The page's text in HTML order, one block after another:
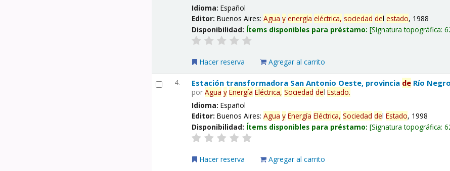
Idioma:Español
Editor:Buenos Aires:Agua y energía eléctrica, sociedad delestado, 1988
Disponibilidad: Ítems disponibles para préstamo: Signatura topográfica:
Hacer reserva Agregar al carrito
4. Estación transformadora San Antonio Oeste, provincia de Río
porAgua y Energía Eléctrica, Sociedad delEstado.
Idioma:Español
Editor:Buenos Aires:Agua y Energía Eléctrica, Sociedad delEstado, 1998
Disponibilidad: Ítems disponibles para préstamo: Signatura topográfica:
Hacer reserva Agregar al carrito